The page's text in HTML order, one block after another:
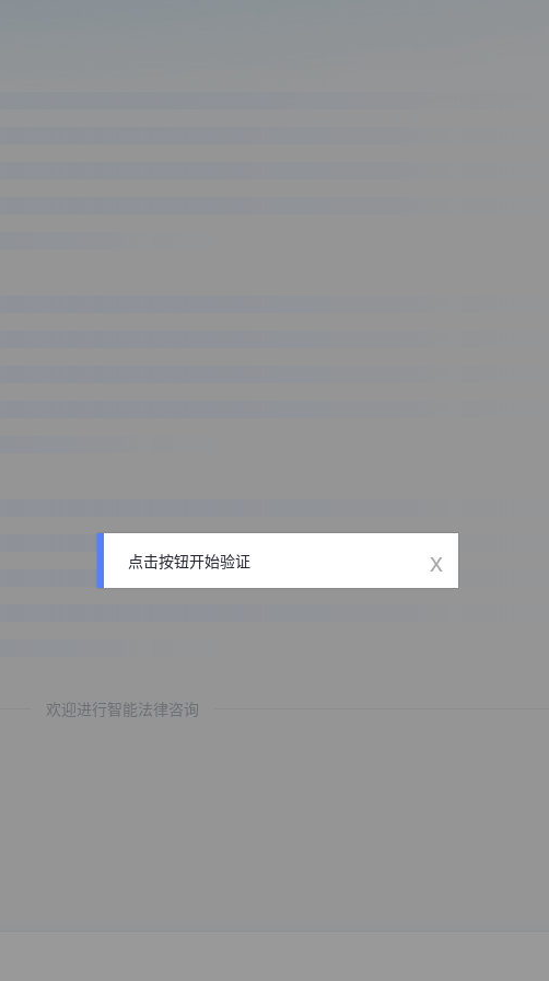
欢迎进行智能法律咨询
点击按钮开始验证 x